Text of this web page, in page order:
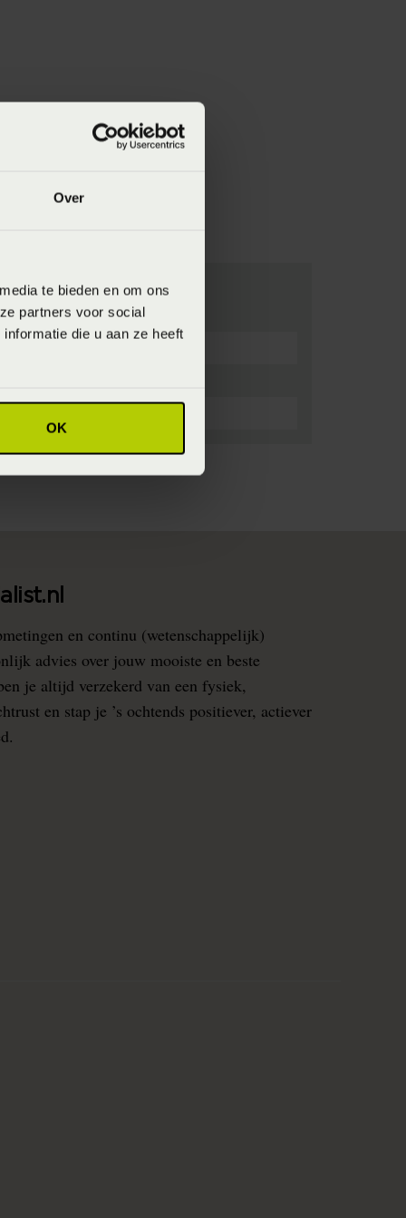
Over
te bieden en om ons
partners voor social
die u aan ze heeft
OK
en continu (wetenschappelijk)
advies over jouw mooiste en beste
je altijd verzekerd van een fysiek,
en stap je ’s ochtends positiever, actiever